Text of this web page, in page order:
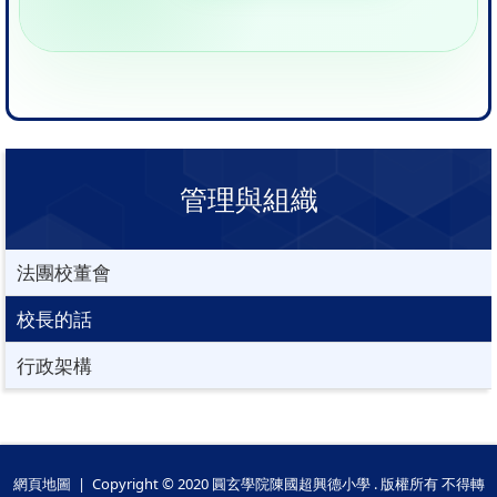
管理與組織
法團校董會
校長的話
行政架構
網頁地圖 | Copyright © 2020 圓玄學院陳國超興德小學 . 版權所有 不得轉